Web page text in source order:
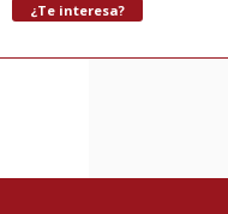
¿Te interesa?